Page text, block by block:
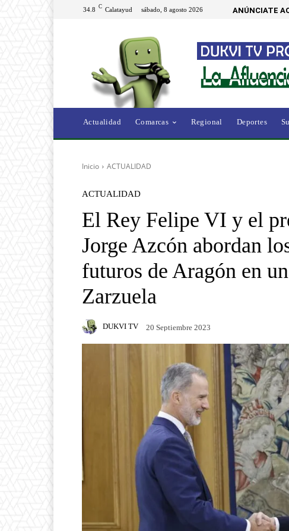
34.8 C Calatayud sábado, 8 agosto 2026 ANÚNCIATE
Actualidad Comarcas Regional Deportes
Inicio ACTUALIDAD
ACTUALIDAD
El Rey Felipe VI y el
Jorge Azcón abordan
futuros de Aragón en
Zarzuela
DUKVI TV 20 Septiembre 2023